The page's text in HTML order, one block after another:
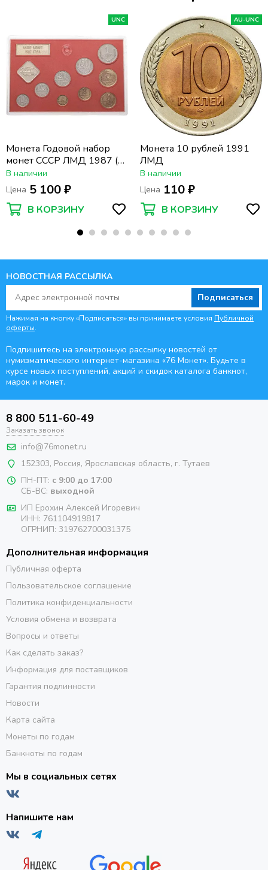
UNC
Монета Годовой набор
монет СССР ЛМД 1987 (9
монет с жетоном в
жесткой упаковке)
В наличии
Цена 5 100 ₽
В КОРЗИНУ
AU-UNC
Монета 10 рублей 1991
ЛМД
В наличии
Цена 110 ₽
В КОРЗИНУ
НОВОСТНАЯ РАССЫЛКА
Подписаться
Нажимая на кнопку «Подписаться» вы принимаете условия Публичной
оферты.
Подпишитесь на электронную рассылку новостей от
нумизматического интернет-магазина «76 Монет». Будьте в
курсе новых поступлений, акций и скидок каталога банкнот,
марок и монет.
8 800 511-60-49
Заказать звонок
info@76monet.ru
152303, Россия, Ярославская область, г. Тутаев
ПН-ПТ: с 9:00 до 17:00
СБ-ВС: выходной
ИП Ерохин Алексей Игоревич
ИНН: 761104919817
ОГРНИП: 319762700031375
Дополнительная информация
Публичная оферта
Пользовательское соглашение
Политика конфиденциальности
Условия обмена и возврата
Вопросы и ответы
Как сделать заказ?
Информация для поставщиков
Гарантия подлинности
Новости
Карта сайта
Монеты по годам
Банкноты по годам
Мы в социальных сетях
Напишите нам